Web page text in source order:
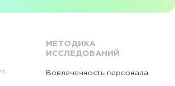
МЕТОДИКА
ИССЛЕДОВАНИЙ
Вовлеченность персонала